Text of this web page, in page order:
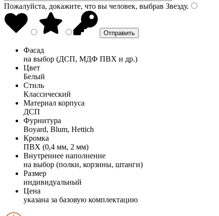
Пожалуйста, докажите, что вы человек, выбрав Звезду.
Фасад
на выбор (ДСП, МДФ ПВХ и др.)
Цвет
Белый
Стиль
Классический
Материал корпуса
ДСП
Фурнитура
Boyard, Blum, Hettich
Кромка
ПВХ (0,4 мм, 2 мм)
Внутреннее наполнение
на выбор (полки, корзины, штанги)
Размер
индивидуальный
Цена
указана за базовую комплектацию